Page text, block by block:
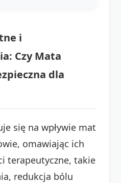
i
Czy Mata
dla
się na wpływie mat
omawiając ich
terapeutyczne, takie
redukcja bólu